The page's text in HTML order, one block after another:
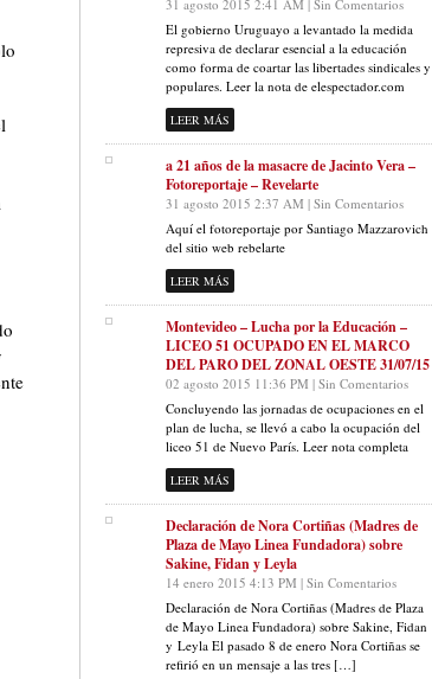
31 agosto 2015 2:41 AM | Sin Comentarios
El gobierno Uruguayo a levantado la medida
represiva de declarar esencial a la educación
como forma de coartar las libertades sindicales y
populares. Leer la nota de elespectador.com
LEER MÁS
a 21 años de la masacre de Jacinto Vera –
Fotoreportaje – Revelarte
31 agosto 2015 2:37 AM | Sin Comentarios
Aquí el fotoreportaje por Santiago Mazzarovich
del sitio web rebelarte
LEER MÁS
Montevideo – Lucha por la Educación –
LICEO 51 OCUPADO EN EL MARCO
DEL PARO DEL ZONAL OESTE 31/07/15
02 agosto 2015 11:36 PM | Sin Comentarios
Concluyendo las jornadas de ocupaciones en el
plan de lucha, se llevó a cabo la ocupación del
liceo 51 de Nuevo París. Leer nota completa
LEER MÁS
Declaración de Nora Cortiñas (Madres de
Plaza de Mayo Linea Fundadora) sobre
Sakine, Fidan y Leyla
14 enero 2015 4:13 PM | Sin Comentarios
Declaración de Nora Cortiñas (Madres de Plaza
de Mayo Linea Fundadora) sobre Sakine, Fidan
y Leyla El pasado 8 de enero Nora Cortiñas se
refirió en un mensaje a las tres […]